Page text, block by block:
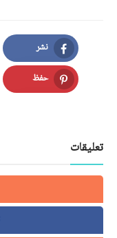
نشر
Facebook
حفظ
Pinterest
تعليقات